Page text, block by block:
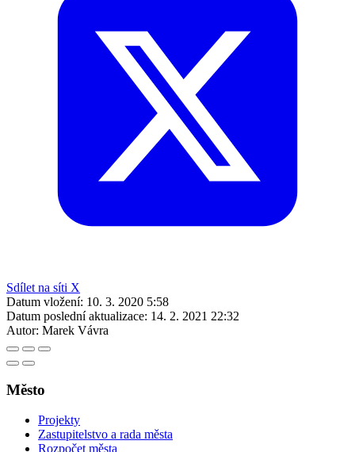
Sdílet na síti X
Datum vložení: 10. 3. 2020 5:58
Datum poslední aktualizace: 14. 2. 2021 22:32
Autor: Marek Vávra
Město
Projekty
Zastupitelstvo a rada města
Rozpočet města